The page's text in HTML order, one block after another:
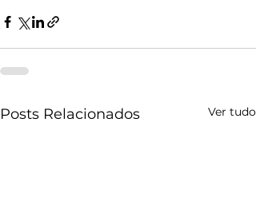
Posts Relacionados Ver tudo